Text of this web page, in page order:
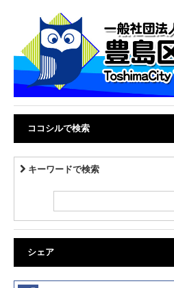
ココシルで検索
キーワードで検索
シェア